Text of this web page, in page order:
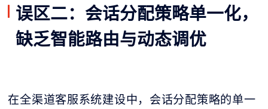
误区二：会话分配策略单一化，
缺乏智能路由与动态调优
在全渠道客服系统建设中，会话分配策略的单一